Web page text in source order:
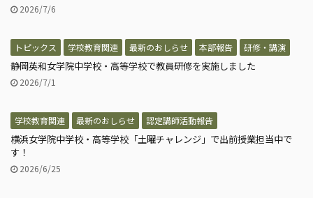
2026/7/6
トピックス 学校教育関連 最新のおしらせ 本部報告 研修・講演
静岡英和女学院中学校・高等学校で教員研修を実施しました
2026/7/1
学校教育関連 最新のおしらせ 認定講師活動報告
横浜女学院中学校・高等学校「土曜チャレンジ」で出前授業担当中で
す！
2026/6/25